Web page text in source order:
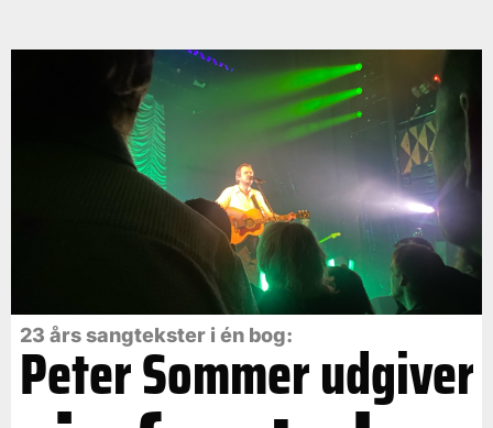
23 års sangtekster i én bog:
Peter Sommer udgiver